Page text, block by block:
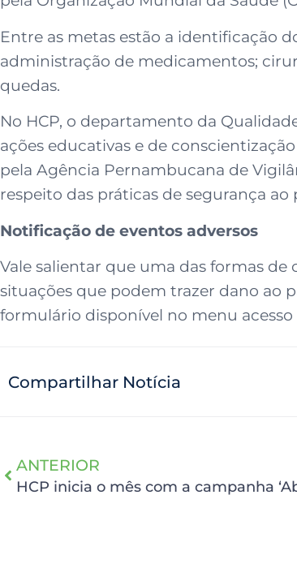
Entre as metas estão a identificação
administração de medicamentos;
quedas.
No HCP, o departamento da
ações educativas e de
pela Agência Pernambucana de
respeito das práticas de segurança ao
Notificação de eventos adversos
Vale salientar que uma das formas
situações que podem trazer dano ao
formulário disponível no menu acesso
Compartilhar Notícia
ANTERIOR